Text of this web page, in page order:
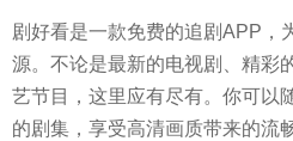
剧好看是一款免费的追剧APP，
源。不论是最新的电视剧、精彩
艺节目，这里应有尽有。你可以
的剧集，享受高清画质带来的流